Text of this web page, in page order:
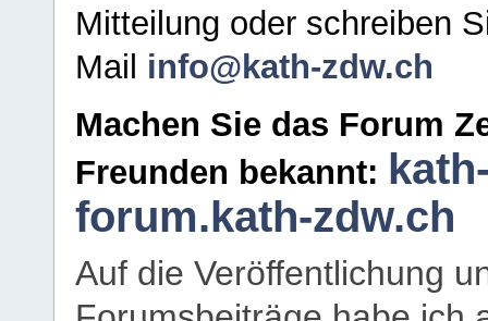
Mitteilung oder schreiben
Mail info@kath-zdw.ch
Machen Sie das Forum
Freunden bekannt:
forum.kath-zdw.ch
Auf die Veröffentlichung